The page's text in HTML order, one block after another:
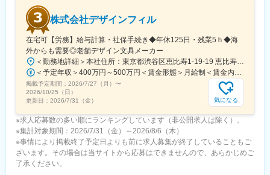
株式会社デザインフィル
在宅可【労務】給与計算・社保手続き◆年休125日・残業5ｈ◆海
外からも需要◎老舗デザイン文具メーカー
掲載予定期間： 2026/7/27（月） 〜
2026/10/25（日）
更新日： 2026/7/31（金） 気になる
※求人応募数の多い順にランキングしています（非公開求人は除く）。
※集計対象期間：2026/7/31（金）～2026/8/6（木）
※事情により掲載終了予定日よりも前に求人募集が終了していることもご
ざいます。その場合は当サイトから応募はできませんので、あらかじめご
了承ください。